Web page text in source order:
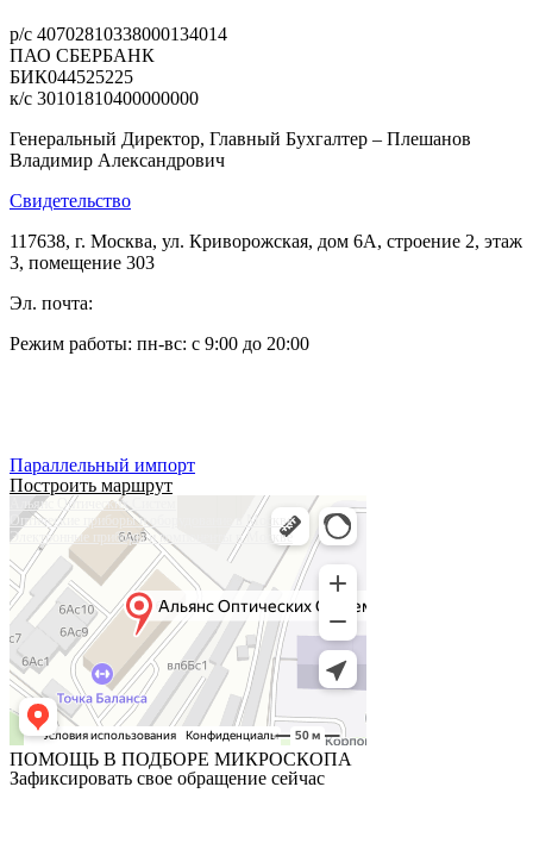
р/с 40702810338000134014
ПАО СБЕРБАНК
БИК044525225
к/с 30101810400000000
Генеральный Директор, Главный Бухгалтер – Плешанов
Владимир Александрович
Свидетельство
117638, г. Москва, ул. Криворожская, дом 6А, строение 2, этаж
3, помещение 303
Эл. почта:
Режим работы: пн-вс: с 9:00 до 20:00
Параллельный импорт
Построить маршрут
Альянс Оптических Систем
Оптические приборы и оборудование в Москве
Электронные приборы и компоненты в Москве
ПОМОЩЬ В ПОДБОРЕ МИКРОСКОПА
Зафиксировать свое обращение сейчас